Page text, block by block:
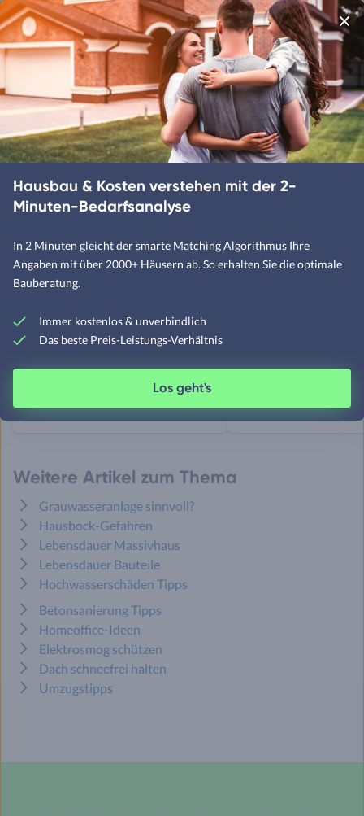
Folgende Artikel könnten Sie auch
interessieren
Energiesparen zu
Entdecken Sie Tipps zum
Energiesparen während der
festlichen Adventszeit.
Entdecken Sie 7 Tipps
Weihnachtsdekoration
Weitere Artikel zum Thema
Grauwasseranlage sinnvoll?
Hausbock-Gefahren
Lebensdauer Massivhaus
Lebensdauer Bauteile
Hochwasserschäden Tipps
Betonsanierung Tipps
Homeoffice-Ideen
Elektrosmog schützen
Dach schneefrei halten
Umzugstipps
Hausbau & Kosten verstehen mit der 2-
Minuten-Bedarfsanalyse
In 2 Minuten gleicht der smarte Matching Algorithmus Ihre
Angaben mit über 2000+ Häusern ab. So erhalten Sie die optimale
Bauberatung.
Immer kostenlos & unverbindlich
Das beste Preis-Leistungs-Verhältnis
Los geht's